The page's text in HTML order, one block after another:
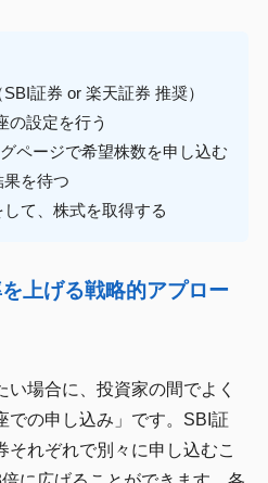
証券 or 楽天証券 推奨）
設定を行う
ページで希望株数を申し込む
を待つ
て、株式を取得する
上げる戦略的アプロー
場合に、投資家の間でよく
での申し込み」です。SBI証
それぞれで別々に申し込むこ